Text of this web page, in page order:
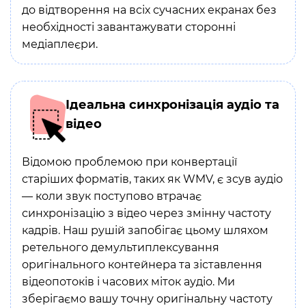
до відтворення на всіх сучасних екранах без
необхідності завантажувати сторонні
медіаплеєри.
Ідеальна синхронізація аудіо та
відео
Відомою проблемою при конвертації
старіших форматів, таких як WMV, є зсув аудіо
— коли звук поступово втрачає
синхронізацію з відео через змінну частоту
кадрів. Наш рушій запобігає цьому шляхом
ретельного демультиплексування
оригінального контейнера та зіставлення
відеопотоків і часових міток аудіо. Ми
зберігаємо вашу точну оригінальну частоту